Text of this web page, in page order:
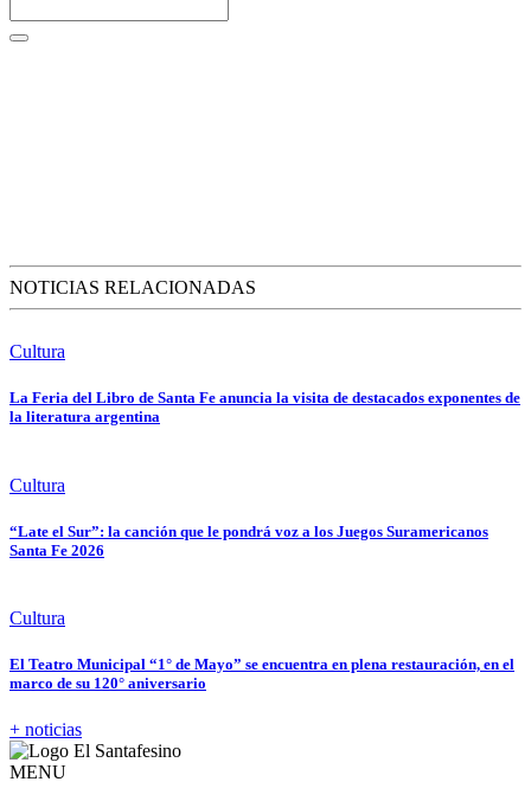
NOTICIAS RELACIONADAS
Cultura
La Feria del Libro de Santa Fe anuncia la visita de destacados exponentes de
la literatura argentina
Cultura
“Late el Sur”: la canción que le pondrá voz a los Juegos Suramericanos
Santa Fe 2026
Cultura
El Teatro Municipal “1° de Mayo” se encuentra en plena restauración, en el
marco de su 120° aniversario
+ noticias
MENU